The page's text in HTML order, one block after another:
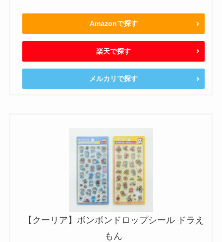
Amazonで探す
楽天で探す
メルカリで探す
【クーリア】ボンボンドロップシール ドラえ
もん